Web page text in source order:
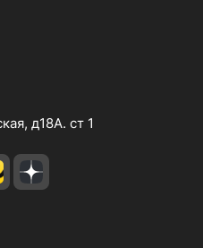
д18А. ст 1